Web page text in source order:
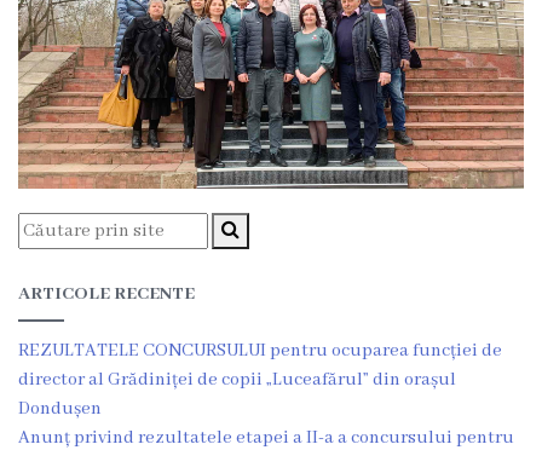
consiliului
Transparență
Bugetul
orașului
de
dezvoltare
Consultări
ARTICOLE RECENTE
REZULTATELE CONCURSULUI pentru ocuparea funcției de
director al Grădiniței de copii „Luceafărul” din orașul
Dondușen
Anunț privind rezultatele etapei a II-a a concursului pentru